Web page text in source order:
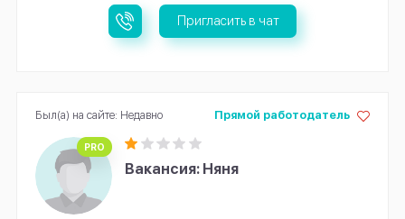
Пригласить в чат
PRO
Вакансия: Няня
Прямой работодатель
Был(а) на сайте: Недавно